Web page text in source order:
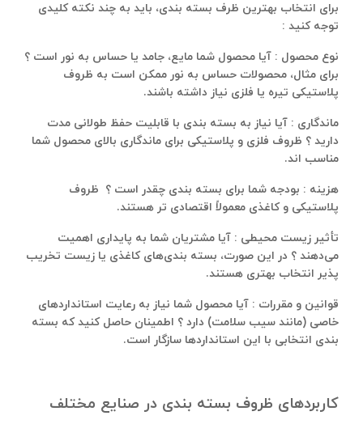
برای انتخاب بهترین ظرف بسته ‌بندی، باید به چند نکته کلیدی
توجه کنید :
نوع محصول : آیا محصول شما مایع، جامد یا حساس به نور است ؟
برای مثال، محصولات حساس به نور ممکن است به ظروف
پلاستیکی تیره یا فلزی نیاز داشته باشند.
ماندگاری : آیا نیاز به بسته‌ بندی با قابلیت حفظ طولانی‌ مدت
دارید ؟ ظروف فلزی و پلاستیکی برای ماندگاری بالای محصول شما
مناسب‌ اند.
هزینه : بودجه شما برای بسته‌ بندی چقدر است ؟ ظروف
پلاستیکی و کاغذی معمولاً اقتصادی‌ تر هستند.
تأثیر زیست‌ محیطی : آیا مشتریان شما به پایداری اهمیت
می‌دهند ؟ در این صورت، بسته‌ بندی‌های کاغذی یا زیست‌ تخریب‌
پذیر انتخاب بهتری هستند.
قوانین و مقررات : آیا محصول شما نیاز به رعایت استانداردهای
خاصی (مانند سیب سلامت) دارد ؟ اطمینان حاصل کنید که بسته‌
بندی انتخابی با این استانداردها سازگار است.
کاربردهای ظروف بسته بندی در صنایع مختلف